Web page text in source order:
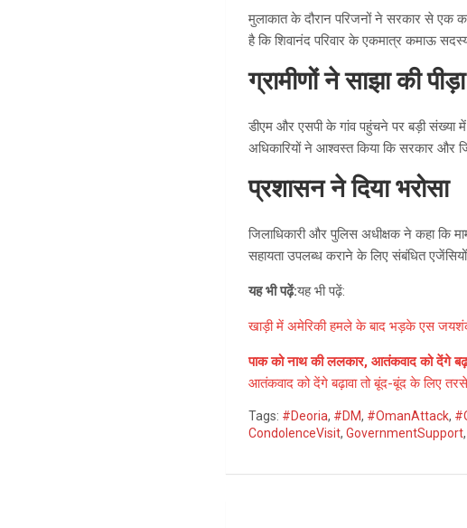
मुलाकात के दौरान परिजनों ने सरकार से एक
है कि शिवानंद परिवार के एकमात्र कमाऊ
ग्रामीणों ने साझा की पीड़ा
डीएम और एसपी के गांव पहुंचने पर बड़ी संख्या
अधिकारियों ने आश्वस्त किया कि सरकार और
प्रशासन ने दिया भरोसा
जिलाधिकारी और पुलिस अधीक्षक ने कहा कि
सहायता उपलब्ध कराने के लिए संबंधित
यह भी पढ़ें:यह भी पढ़ें:
खाड़ी में अमेरिकी हमले के बाद भड़के एस
पाक को नाथ की ललकार, आतंकवाद को देंगे
आतंकवाद को देंगे बढ़ावा तो बूंद-बूंद के लिए
Tags: #Deoria, #DM, #OmanAttack,
CondolenceVisit,GovernmentSupport,